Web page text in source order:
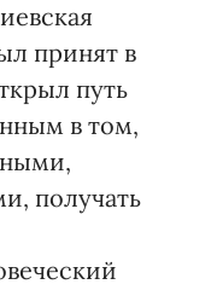
принят в
путь
в том,
получать